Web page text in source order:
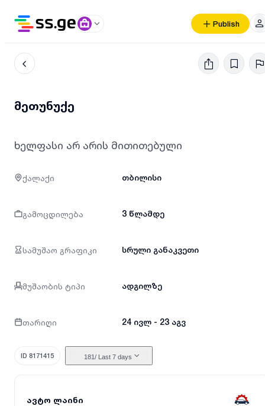
Publish
მეთუნუქე
ხელფასი არ არის მითითებული
ქალაქი თბილისი
გამოცდილება 3 წლამდე
სამუშაო გრაფიკი სრული განაკვეთი
მუშაობის ტიპი ადგილზე
თარიღი 24 ივლ - 23 აგვ
ID 8171415 181/ Last 7 days
ავტო ლაინი